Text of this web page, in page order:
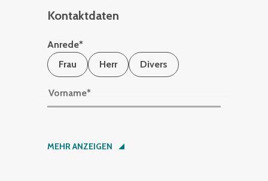
Kontaktdaten
Anrede*
Frau
Herr Divers
Vorname*
Nachname*
MEHR ANZEIGEN